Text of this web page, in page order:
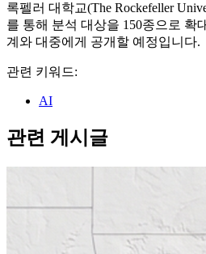
록펠러 대학교(The Rockefeller
를 통해 분석 대상을 150종으로 확
계와 대중에게 공개할 예정입니다.
관련 키워드:
AI
관련 게시글